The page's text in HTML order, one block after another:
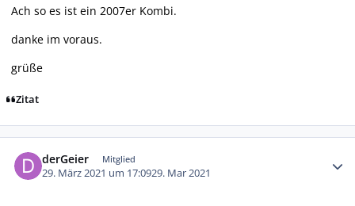
Ach so es ist ein 2007er Kombi.
danke im voraus.
grüße
Zitat
derGeier Mitglied
29. März 2021 um 17:0929. Mar 2021